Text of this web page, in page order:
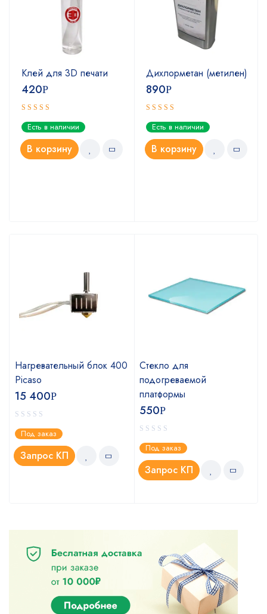
Клей для 3D печати
420Р
Оценка
5.00из 5
Есть в наличии
В корзину
Дихлорметан (метилен)
890Р
Оценка
4.67из 5
Есть в наличии
В корзину
Нагревательный блок 400
Picaso
15 400Р
Под заказ
Запрос КП
Стекло для
подогреваемой
платформы
550Р
Под заказ
Запрос КП